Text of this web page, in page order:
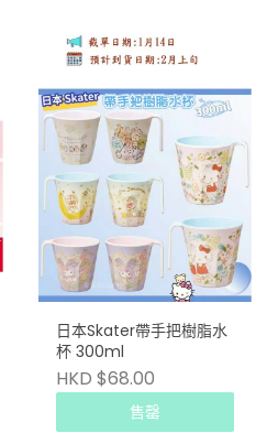
日本Skater帶手把樹脂水
杯 300ml
HKD $68.00
售罄